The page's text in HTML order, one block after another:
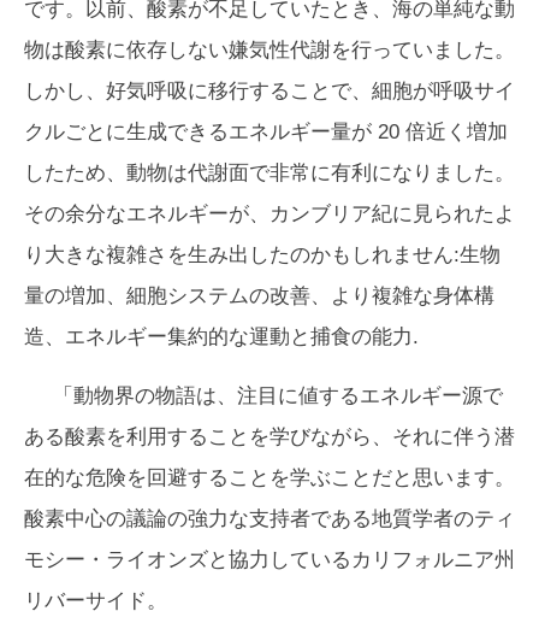
です。以前、酸素が不足していたとき、海の単純な動
物は酸素に依存しない嫌気性代謝を行っていました。
しかし、好気呼吸に移行することで、細胞が呼吸サイ
クルごとに生成できるエネルギー量が 20 倍近く増加
したため、動物は代謝面で非常に有利になりました。
その余分なエネルギーが、カンブリア紀に見られたよ
り大きな複雑さを生み出したのかもしれません:生物
量の増加、細胞システムの改善、より複雑な身体構
造、エネルギー集約的な運動と捕食の能力.
「動物界の物語は、注目に値するエネルギー源で
ある酸素を利用することを学びながら、それに伴う潜
在的な危険を回避することを学ぶことだと思います。
酸素中心の議論の強力な支持者である地質学者のティ
モシー・ライオンズと協力しているカリフォルニア州
リバーサイド。